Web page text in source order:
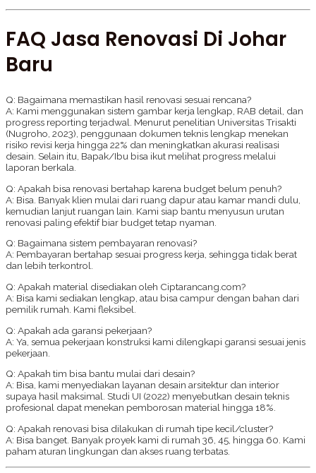
FAQ Jasa Renovasi Di Johar
Baru
Q: Bagaimana memastikan hasil renovasi sesuai rencana?
A: Kami menggunakan sistem gambar kerja lengkap, RAB detail, dan
progress reporting terjadwal. Menurut penelitian Universitas Trisakti
(Nugroho, 2023), penggunaan dokumen teknis lengkap menekan
risiko revisi kerja hingga 22% dan meningkatkan akurasi realisasi
desain. Selain itu, Bapak/Ibu bisa ikut melihat progress melalui
laporan berkala.
Q: Apakah bisa renovasi bertahap karena budget belum penuh?
A: Bisa. Banyak klien mulai dari ruang dapur atau kamar mandi dulu,
kemudian lanjut ruangan lain. Kami siap bantu menyusun urutan
renovasi paling efektif biar budget tetap nyaman.
Q: Bagaimana sistem pembayaran renovasi?
A: Pembayaran bertahap sesuai progress kerja, sehingga tidak berat
dan lebih terkontrol.
Q: Apakah material disediakan oleh Ciptarancang.com?
A: Bisa kami sediakan lengkap, atau bisa campur dengan bahan dari
pemilik rumah. Kami fleksibel.
Q: Apakah ada garansi pekerjaan?
A: Ya, semua pekerjaan konstruksi kami dilengkapi garansi sesuai jenis
pekerjaan.
Q: Apakah tim bisa bantu mulai dari desain?
A: Bisa, kami menyediakan layanan desain arsitektur dan interior
supaya hasil maksimal. Studi UI (2022) menyebutkan desain teknis
profesional dapat menekan pemborosan material hingga 18%.
Q: Apakah renovasi bisa dilakukan di rumah tipe kecil/cluster?
A: Bisa banget. Banyak proyek kami di rumah 36, 45, hingga 60. Kami
paham aturan lingkungan dan akses ruang terbatas.